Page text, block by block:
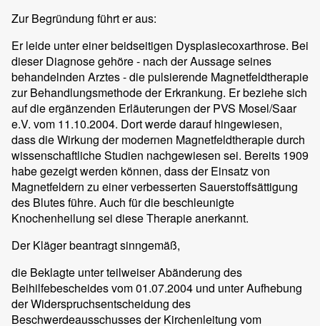
Zur Begründung führt er aus:
Er leide unter einer beidseitigen Dysplasiecoxarthrose. Bei
dieser Diagnose gehöre - nach der Aussage seines
behandelnden Arztes - die pulsierende Magnetfeldtherapie
zur Behandlungsmethode der Erkrankung. Er beziehe sich
auf die ergänzenden Erläuterungen der PVS Mosel/Saar
e.V. vom 11.10.2004. Dort werde darauf hingewiesen,
dass die Wirkung der modernen Magnetfeldtherapie durch
wissenschaftliche Studien nachgewiesen sei. Bereits 1909
habe gezeigt werden können, dass der Einsatz von
Magnetfeldern zu einer verbesserten Sauerstoffsättigung
des Blutes führe. Auch für die beschleunigte
Knochenheilung sei diese Therapie anerkannt.
Der Kläger beantragt sinngemäß,
die Beklagte unter teilweiser Abänderung des
Beihilfebescheides vom 01.07.2004 und unter Aufhebung
der Widerspruchsentscheidung des
Beschwerdeausschusses der Kirchenleitung vom